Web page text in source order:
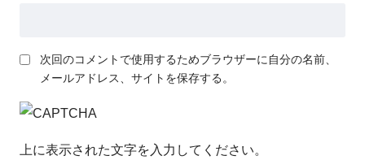
次回のコメントで使用するためブラウザーに自分の名前、
メールアドレス、サイトを保存する。
上に表示された文字を入力してください。